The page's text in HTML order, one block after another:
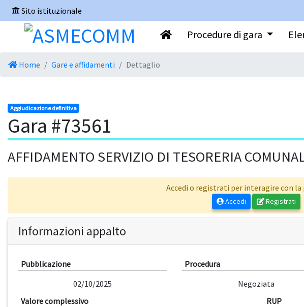
Sito istituzionale
Procedure di gara
Home Gare e affidamenti Dettaglio
Aggiudicazione definitiva
Gara #73561
AFFIDAMENTO SERVIZIO DI TESORERIA
Accedi o registrati per interagire con
Accedi Registrati
Informazioni appalto
Pubblicazione
02/10/2025
Procedura
Negoziata
Valore complessivo
RUP